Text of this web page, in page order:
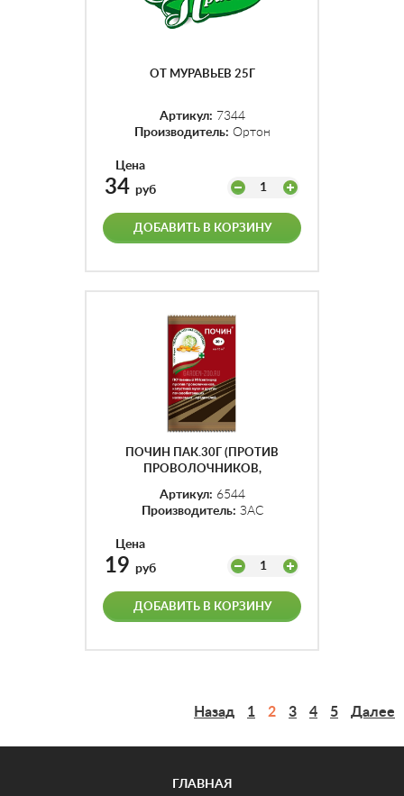
ОТ МУРАВЬЕВ 25Г
Артикул: 7344
Производитель: Ортон
Цена
34 руб 1
ДОБАВИТЬ В КОРЗИНУ
ПОЧИН ПАК.30Г (ПРОТИВ
ПРОВОЛОЧНИКОВ,
ПОЧВООБИТАЮЩИХ)
КОР.150ШТ
Артикул: 6544
Производитель: ЗАС
Цена
19 руб 1
ДОБАВИТЬ В КОРЗИНУ
Назад 1 2 3 4 5 Далее
ГЛАВНАЯ